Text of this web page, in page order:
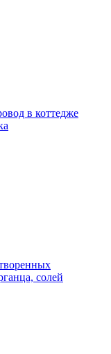
в коттедже
солей